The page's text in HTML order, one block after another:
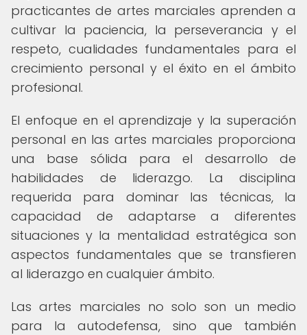
practicantes de artes marciales aprenden a
cultivar la paciencia, la perseverancia y el
respeto, cualidades fundamentales para el
crecimiento personal y el éxito en el ámbito
profesional.
El enfoque en el aprendizaje y la superación
personal en las artes marciales proporciona
una base sólida para el desarrollo de
habilidades de liderazgo. La disciplina
requerida para dominar las técnicas, la
capacidad de adaptarse a diferentes
situaciones y la mentalidad estratégica son
aspectos fundamentales que se transfieren
al liderazgo en cualquier ámbito.
Las artes marciales no solo son un medio
para la autodefensa, sino que también